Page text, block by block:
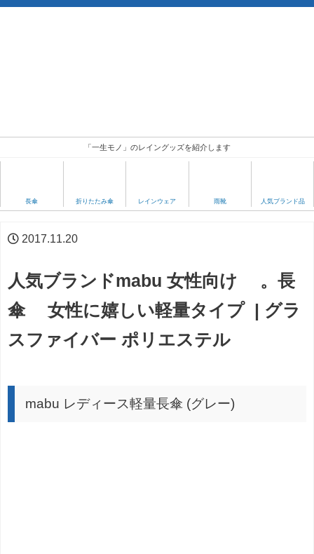
「一生モノ」のレイングッズを紹介します
長傘 折りたたみ傘 レインウェア 雨靴 人気ブランド品
2017.11.20
人気ブランドmabu 女性向け 。長
傘 女性に嬉しい軽量タイプ | グラ
スファイバー ポリエステル
mabu レディース軽量長傘 (グレー)